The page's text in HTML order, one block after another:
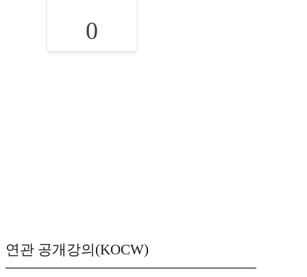
0
연관 공개강의(KOCW)